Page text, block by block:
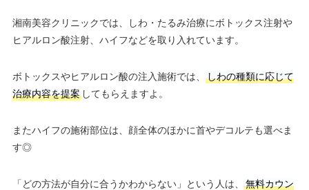
湘南美容クリニックでは、しわ・たるみ治療にボトックス注射や
ヒアルロン酸注射、ハイフなどを取り入れています。
ボトックスやヒアルロン酸の注入施術では、
しわの種類に応じて
治療内容を提案してもらえますよ。
またハイフの施術部位は、顔全体のほかに首やデコルテも選べま
す◎
「どの方法が自分に合うかわからない」という人は、
無料カウン